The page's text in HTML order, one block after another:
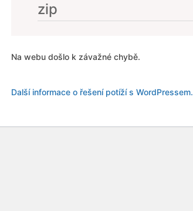
zip
Na webu došlo k závažné chybě.
Další informace o řešení potíží s WordPressem.